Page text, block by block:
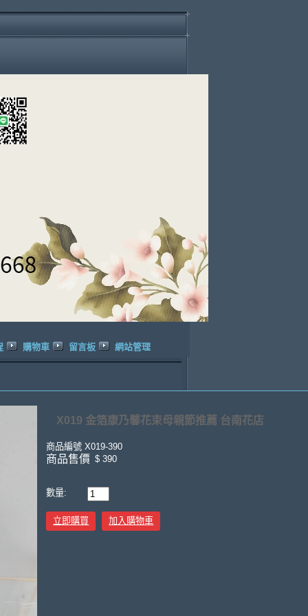
購物車 留言板 網站管理
X019 金箔康乃馨花束母親節推薦 台南花店
商品編號 X019-390
商品售價 $ 390
數量:
立即購買 加入購物車